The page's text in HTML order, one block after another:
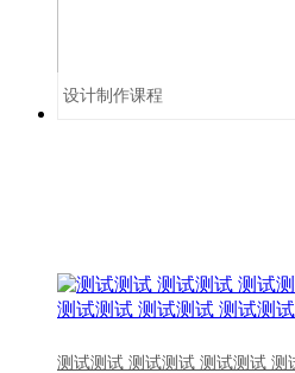
设计制作课程
测试测试 测试测试 测试测试 测